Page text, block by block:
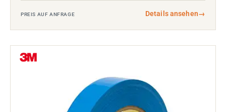
PREIS AUF ANFRAGE Details ansehen→